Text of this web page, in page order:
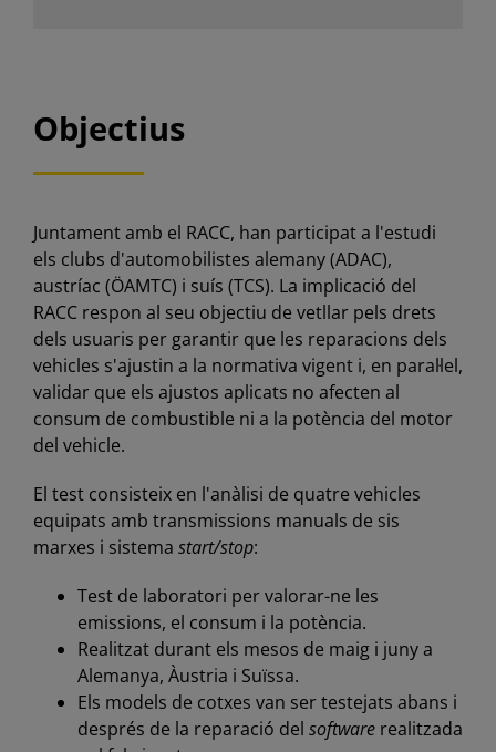
Objectius
Juntament amb el RACC, han participat a l'estudi
els clubs d'automobilistes alemany (ADAC),
austríac (ÖAMTC) i suís (TCS). La implicació del
RACC respon al seu objectiu de vetllar pels drets
dels usuaris per garantir que les reparacions dels
vehicles s'ajustin a la normativa vigent i, en paral·lel,
validar que els ajustos aplicats no afecten al
consum de combustible ni a la potència del motor
del vehicle.
El test consisteix en l'anàlisi de quatre vehicles
equipats amb transmissions manuals de sis
marxes i sistema start/stop:
Test de laboratori per valorar-ne les
emissions, el consum i la potència.
Realitzat durant els mesos de maig i juny a
Alemanya, Àustria i Suïssa.
Els models de cotxes van ser testejats abans i
després de la reparació del softwarerealitzada